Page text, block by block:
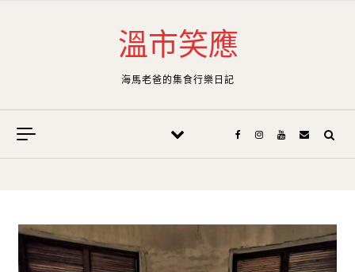
溫市笑應
海馬老爸的集食行樂日記